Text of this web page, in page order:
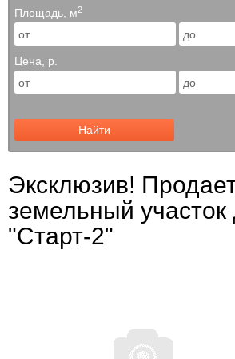
Площадь, м2
Цена, р.
Найти
Эксклюзив!
земельный
"Старт-2"